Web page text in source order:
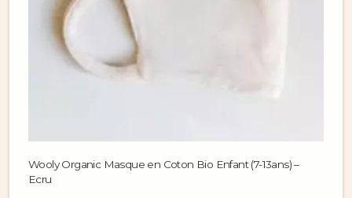
Wooly Organic Masque en Coton Bio Enfant (7-13ans) –
Ecru